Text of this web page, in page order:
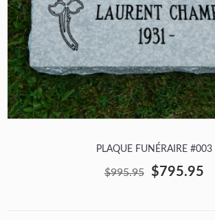
PLAQUE FUNÉRAIRE #003
$995.95 $795.95